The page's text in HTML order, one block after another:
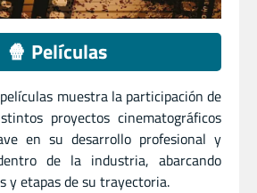
🍿 Películas
muestra la participación de
proyectos cinematográficos
en su desarrollo profesional y
de la industria, abarcando
y etapas de su trayectoria.